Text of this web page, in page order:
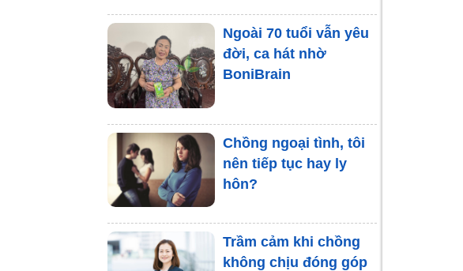
Trầm cảm vì chồng
thường xuyên quên
“góp gạo”
khi mang thai: Nguyên
nhân và hệ lụy
Ngoài 70 tuổi vẫn yêu
đời, ca hát nhờ
BoniBrain
Chồng ngoại tình, tôi
nên tiếp tục hay ly
hôn?
Trầm cảm khi chồng
không chịu đóng góp